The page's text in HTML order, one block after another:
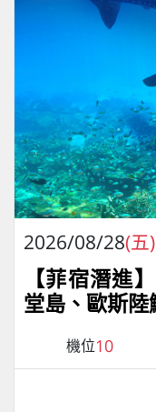
2026/08/28(五)
【菲宿潛進
堂島、歐斯
機位10